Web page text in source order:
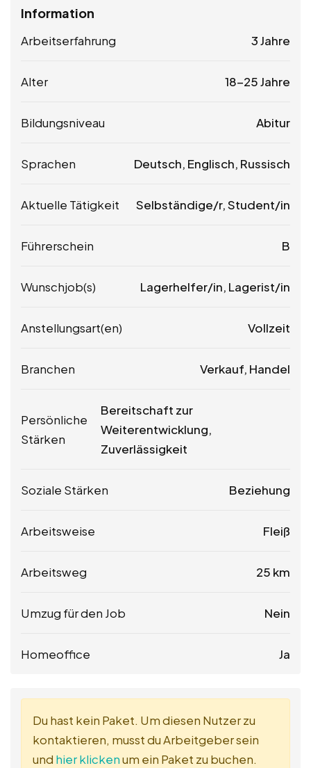
Information
Arbeitserfahrung 3 Jahre
Alter 18-25 Jahre
Bildungsniveau Abitur
Sprachen Deutsch, Englisch, Russisch
Aktuelle Tätigkeit Selbständige/r, Student/in
Führerschein B
Wunschjob(s) Lagerhelfer/in, Lagerist/in
Anstellungsart(en) Vollzeit
Branchen Verkauf, Handel
Persönliche
Stärken
Bereitschaft zur
Weiterentwicklung,
Zuverlässigkeit
Soziale Stärken Beziehung
Arbeitsweise Fleiß
Arbeitsweg 25 km
Umzug für den Job Nein
Homeoffice Ja
Du hast kein Paket. Um diesen Nutzer zu
kontaktieren, musst du Arbeitgeber sein
und hier klickenum ein Paket zu buchen.